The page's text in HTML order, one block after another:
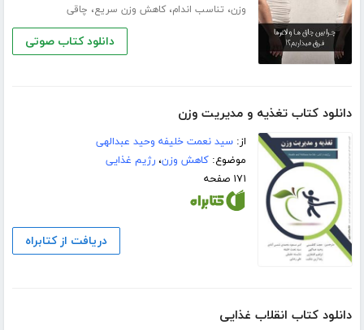
وزن، تناسب اندام،کاهش وزن سریع، چاقی
دانلود کتاب صوتی
دانلود کتاب تغذیه و مدیریت وزن
از:سید نعمت خلیفه وحید عبدالهی
موضوع:کاهش وزن،رژیم غذایی
۱۷۱ صفحه
دریافت از کتابراه
دانلود کتاب انقلاب غذایی